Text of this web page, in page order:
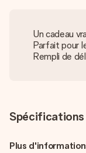
Un cadeau
Parfait pour
Rempli de
Spécifications
Plus